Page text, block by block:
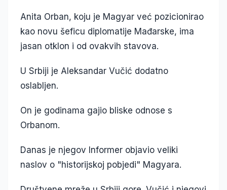
Anita Orban, koju je Magyar već pozicionirao
kao novu šeficu diplomatije Mađarske, ima
jasan otklon i od ovakvih stavova.
U Srbiji je Aleksandar Vučić dodatno
oslabljen.
On je godinama gajio bliske odnose s
Orbanom.
Danas je njegov Informer objavio veliki
naslov o "historijskoj pobjedi" Magyara.